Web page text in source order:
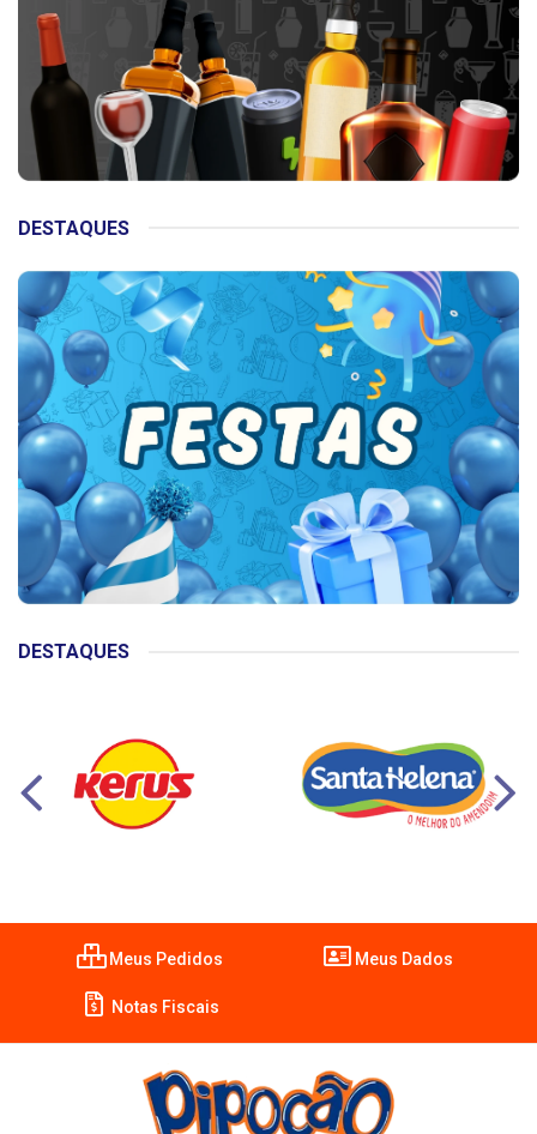
DESTAQUES
DESTAQUES
Meus Pedidos Meus Dados
Notas Fiscais